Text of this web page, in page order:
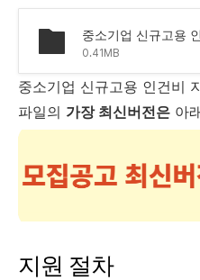
0.41MB
중소기업 신규고용 인건비
파일의 가장 최신버전은 아
지원 절차